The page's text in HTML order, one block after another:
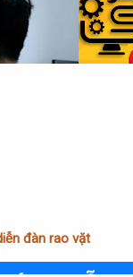
đàn rao vặt